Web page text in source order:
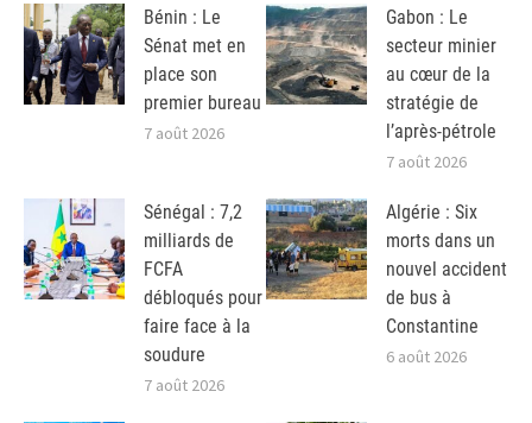
Bénin : Le
Sénat met en
place son
premier bureau
7 août 2026
Gabon : Le
secteur minier
au cœur de la
stratégie de
l’après-pétrole
7 août 2026
Sénégal : 7,2
milliards de
FCFA
débloqués pour
faire face à la
soudure
7 août 2026
Algérie : Six
morts dans un
nouvel accident
de bus à
Constantine
6 août 2026